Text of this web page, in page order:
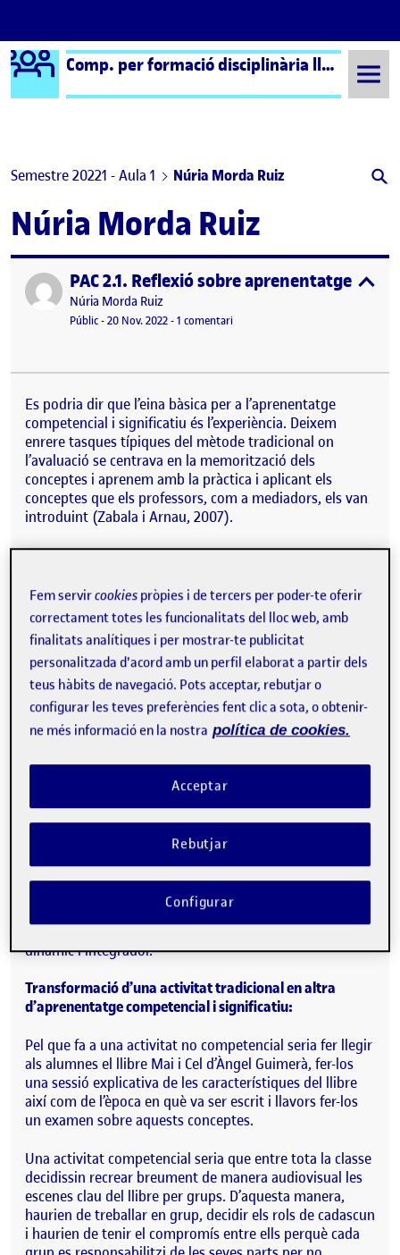
Saltar al contingut
Logo Ágora Comp. per formació disciplinària llengua i literatura cat.
Semestre 20221 - Aula 1 Núria Morda Ruiz
Núria Morda Ruiz
Publicat perPAC 2.1. Reflexió sobre aprenentatge
Publicat per
Núria Morda Ruiz
Visibilitat:
Públic-Data de publicació
20 Nov. 202224 novembre, 2022 11:06 am
-1 comentaria PAC 2.1. Reflexió sobre
Es podria dir que l’eina bàsica per a l’aprenentatge
competencial i significatiu és l’experiència. Deixem
enrere tasques típiques del mètode tradicional on
l’avaluació se centrava en la memorització dels
conceptes i aprenem amb la pràctica i aplicant els
conceptes que els professors, com a mediadors, els van
introduint (Zabala i Arnau, 2007).
L’aprenentatge competencial i significatiu potencia la
tenir una capacitat crítica per detectar i resoldre
problemes en contextos reals. Això implica que els
alumnes siguin capaços de definir els seus propis rols,
organitzar les feines i tasques a realitzar i establir un
responsabilitzar-se d’uns acords.
Per a ratificar aquesta idea és important introduir
l’autora M. Luz Rodríguez (2011) a “La teoría del
aprendizaje significativo: una revisión aplicable a la
escuela actual” que, amb altres paraules, també diu que
l’aprenentatge ocorre quan l’alumne/a pensa què ha de
fer i executa i, com comentàvem abans, això ho fa
tenint en comptes les seves pròpies responsabilitats així
com les responsabilitats dels altres.
Garagorri (2007) fa servir per descriure l’aprenentatge
competencial i significatiu. Segons aquest autor, han
d’emfatitzar un tarannà multifuncional que sigui
dinàmic i integrador.
Transformació d’una activitat tradicional en altra
d’aprenentatge competencial i significatiu:
Pel que fa a una activitat no competencial seria fer llegir
als alumnes el llibre Mai i Cel d’Àngel Guimerà, fer-los
una sessió explicativa de les característiques del llibre
així com de l’època en què va ser escrit i llavors fer-los
un examen sobre aquests conceptes.
Una activitat competencial seria que entre tota la classe
decidissin recrear breument de manera audiovisual les
escenes clau del llibre per grups. D’aquesta manera,
haurien de treballar en grup, decidir els rols de cadascun
i haurien de tenir el compromís entre ells perquè cada
Fem servircookies pròpies i de tercers per poder-te oferir
correctament totes les funcionalitats del lloc web, amb
finalitats analítiques i per mostrar-te publicitat
personalitzada d'acord amb un perfil elaborat a partir dels
teus hàbits de navegació. Pots acceptar, rebutjar o
configurar les teves preferències fent clic a sota, o obtenir-
ne més informació en la nostra política de cookies.
Rebutjar
Acceptar
Configurar